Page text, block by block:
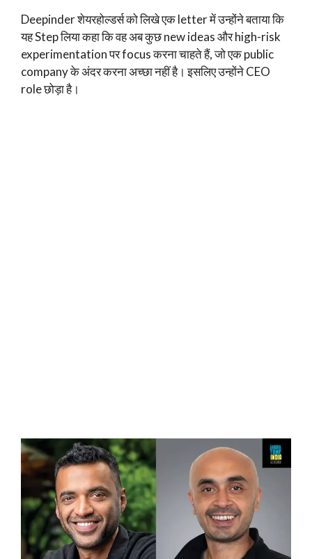
Deepinder शेयरहोल्डर्स को लिखे एक letter में उन्होंने बताया कि
यह Step लिया कहा कि वह अब कुछ new ideas और high-risk
experimentation पर focus करना चाहते हैं, जो एक public
company के अंदर करना अच्छा नहीं है। इसलिए उन्होंने CEO
role छोड़ा है।